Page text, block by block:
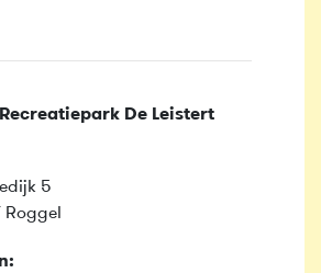
De Leistert
5
Roggel